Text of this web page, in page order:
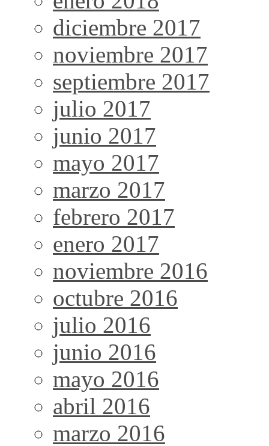
diciembre 2017
noviembre 2017
septiembre 2017
julio 2017
junio 2017
mayo 2017
marzo 2017
febrero 2017
enero 2017
noviembre 2016
octubre 2016
julio 2016
junio 2016
mayo 2016
abril 2016
marzo 2016